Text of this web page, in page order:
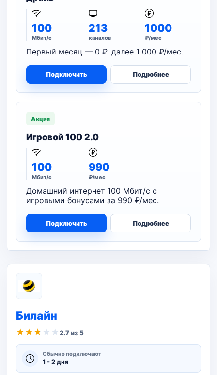
100
Мбит/с
213
каналов
1000
₽/мес
Первый месяц — 0 ₽, далее 1 000 ₽/мес.
Подключить Подробнее
Акция
Игровой 100 2.0
100
Мбит/с
990
₽/мес
Домашний интернет 100 Мбит/с с
игровыми бонусами за 990 ₽/мес.
Подключить Подробнее
Билайн
★ ★ ★ ★ ★2.7 из 5
Обычно подключают
1 - 2 дня